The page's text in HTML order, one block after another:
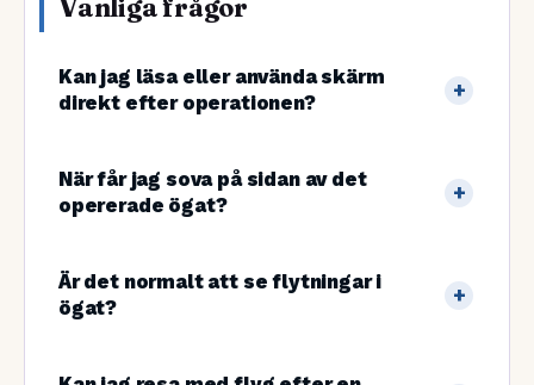
Vanliga frågor
Kan jag läsa eller använda skärm
direkt efter operationen?
När får jag sova på sidan av det
opererade ögat?
Är det normalt att se flytningar i
ögat?